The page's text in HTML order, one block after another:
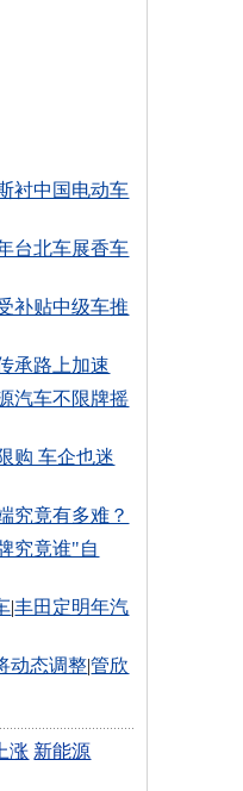
衬中国电动车
台北车展香车
补贴中级车推
承路上加速
汽车不限牌摇
购 车企也迷
究竟有多难？
究竟谁"自
|丰田定明年汽
动态调整|管欣
涨 新能源